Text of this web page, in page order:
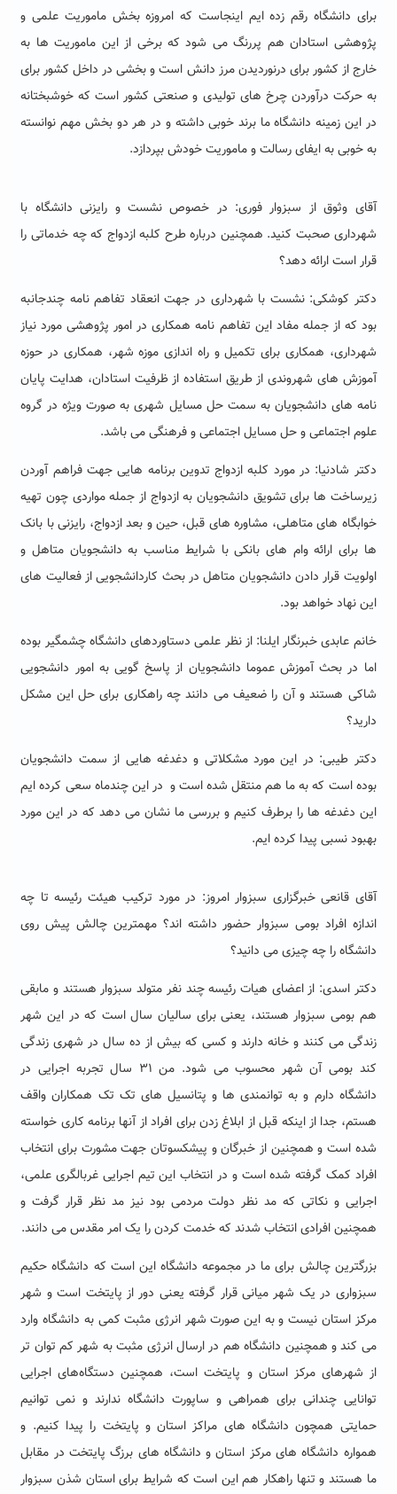
برای دانشگاه رقم زده ایم اینجاست که امروزه بخش ماموریت علمی و
پژوهشی استادان هم پررنگ می شود که برخی از این ماموریت ها به
خارج از کشور برای درنوردیدن مرز دانش است و بخشی در داخل کشور برای
به حرکت درآوردن چرخ های تولیدی و صنعتی کشور است که خوشبختانه
در این زمینه دانشگاه ما برند خوبی داشته و در هر دو بخش مهم نوانسته
به خوبی به ایفای رسالت و ماموریت خودش بپردازد.
آقای وثوق از سبزوار فوری: در خصوص نشست و رایزنی دانشگاه با
شهرداری صحبت کنید. همچنین درباره طرح کلبه ازدواج که چه خدماتی را
قرار است ارائه دهد؟
دکتر کوشکی: نشست با شهرداری در جهت انعقاد تفاهم نامه چندجانبه
بود که از جمله مفاد این تفاهم نامه همکاری در امور پژوهشی مورد نیاز
شهرداری، همکاری برای تکمیل و راه اندازی موزه شهر، همکاری در حوزه
آموزش های شهروندی از طریق استفاده از ظرفیت استادان، هدایت پایان
نامه های دانشجویان به سمت حل مسایل شهری به صورت ویژه در گروه
علوم اجتماعی و حل مسایل اجتماعی و فرهنگی می باشد.
دکتر شادنیا: در مورد کلبه ازدواج تدوین برنامه هایی جهت فراهم آوردن
زیرساخت ها برای تشویق دانشجویان به ازدواج از جمله مواردی چون تهیه
خوابگاه های متاهلی، مشاوره های قبل، حین و بعد ازدواج، رایزنی با بانک
ها برای ارائه وام های بانکی با شرایط مناسب به دانشجویان متاهل و
اولویت قرار دادن دانشجویان متاهل در بحث کاردانشجویی از فعالیت های
این نهاد خواهد بود.
خانم عابدی خبرنگار ایلنا: از نظر علمی دستاوردهای دانشگاه چشمگیر بوده
اما در بحث آموزش عموما دانشجویان از پاسخ گویی به امور دانشجویی
شاکی هستند و آن را ضعیف می دانند چه راهکاری برای حل این مشکل
دارید؟
دکتر طیبی: در این مورد مشکلاتی و دغدغه هایی از سمت دانشجویان
بوده است که به ما هم منتقل شده است و در این چندماه سعی کرده ایم
این دغدغه ها را برطرف کنیم و بررسی ما نشان می دهد که در این مورد
بهبود نسبی پیدا کرده ایم.
آقای قانعی خبرگزاری سبزوار امروز: در مورد ترکیب هیئت رئیسه تا چه
اندازه افراد بومی سبزوار حضور داشته اند؟ مهمترین چالش پیش روی
دانشگاه را چه چیزی می دانید؟
دکتر اسدی: از اعضای هیات رئیسه چند نفر متولد سبزوار هستند و مابقی
هم بومی سبزوار هستند، یعنی برای سالیان سال است که در این شهر
زندگی می کنند و خانه دارند و کسی که بیش از ده سال در شهری زندگی
کند بومی آن شهر محسوب می شود.
من ۳۱ سال تجربه اجرایی در
دانشگاه دارم و به توانمندی ها و پتانسیل های تک تک همکاران واقف
هستم، جدا از اینکه قبل از ابلاغ زدن برای افراد از آنها برنامه کاری خواسته
شده است و همچنین از خبرگان و پیشکسوتان جهت مشورت برای انتخاب
افراد کمک گرفته شده است و در انتخاب این تیم اجرایی غربالگری علمی،
اجرایی و نکاتی که مد نظر دولت مردمی بود نیز مد نظر قرار گرفت و
همچنین افرادی انتخاب شدند که خدمت کردن را یک امر مقدس می دانند.
بزرگترین چالش برای ما در مجموعه دانشگاه این است که دانشگاه حکیم
سبزواری در یک شهر میانی قرار گرفته یعنی دور از پایتخت است و شهر
مرکز استان نیست و به این صورت شهر انرژی مثبت کمی به دانشگاه وارد
می کند و همچنین دانشگاه هم در ارسال انرژی مثبت به شهر کم توان تر
از شهرهای مرکز استان و پایتخت است، همچنین دستگاه‌های اجرایی
توانایی چندانی برای همراهی و ساپورت دانشگاه ندارند و نمی توانیم
حمایتی همچون دانشگاه های مراکز استان و پایتخت را پیدا کنیم. و
همواره دانشگاه های مرکز استان و دانشگاه های برزگ پایتخت در مقابل
ما هستند و تنها راهکار هم این است که شرایط برای استان شذن سبزوار